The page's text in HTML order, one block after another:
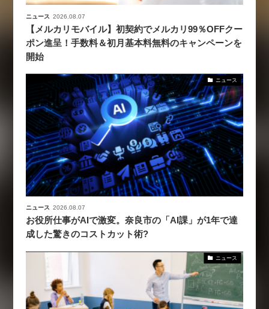
ニュース 2026.08.07
【メルカリモバイル】初契約でメルカリ99％OFFクー
ポン進呈！手数料＆初月基本料無料のキャンペーンを
開始
ニュース
ニュース 2026.08.07
お役所仕事がAIで激変。奈良市の「AI課」が1年で達
成した驚きのコストカット術?
ニュース